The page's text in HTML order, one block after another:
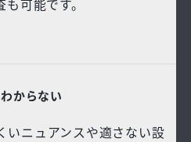
可能です。
からない
いニュアンスや適さない設